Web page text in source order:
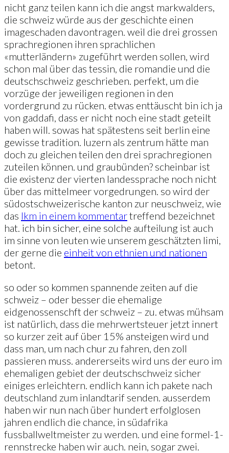
nicht ganz teilen kann ich die angst markwalders,
die schweiz würde aus der geschichte einen
imageschaden davontragen. weil die drei grossen
sprachregionen ihren sprachlichen
«mutterländern» zugeführt werden sollen, wird
schon mal über das tessin, die romandie und die
deutschschweiz geschrieben. perfekt, um die
vorzüge der jeweiligen regionen in den
vordergrund zu rücken. etwas enttäuscht bin ich ja
von gaddafi, dass er nicht noch eine stadt geteilt
haben will. sowas hat spätestens seit berlin eine
gewisse tradition. luzern als zentrum hätte man
doch zu gleichen teilen den drei sprachregionen
zuteilen können. und graubünden? scheinbar ist
die existenz der vierten landessprache noch nicht
über das mittelmeer vorgedrungen. so wird der
südostschweizerische kanton zur neuschweiz, wie
das lkm in einem kommentartreffend bezeichnet
hat. ich bin sicher, eine solche aufteilung ist auch
im sinne von leuten wie unserem geschätzten limi,
der gerne die einheit von ethnien und nationen
betont.
so oder so kommen spannende zeiten auf die
schweiz – oder besser die ehemalige
eidgenossenschft der schweiz – zu. etwas mühsam
ist natürlich, dass die mehrwertsteuer jetzt innert
so kurzer zeit auf über 15% ansteigen wird und
dass man, um nach chur zu fahren, den zoll
passieren muss. andererseits wird uns der euro im
ehemaligen gebiet der deutschschweiz sicher
einiges erleichtern. endlich kann ich pakete nach
deutschland zum inlandtarif senden. ausserdem
haben wir nun nach über hundert erfolglosen
jahren endlich die chance, in südafrika
fussballweltmeister zu werden. und eine formel-1-
rennstrecke haben wir auch. nein, sogar zwei.